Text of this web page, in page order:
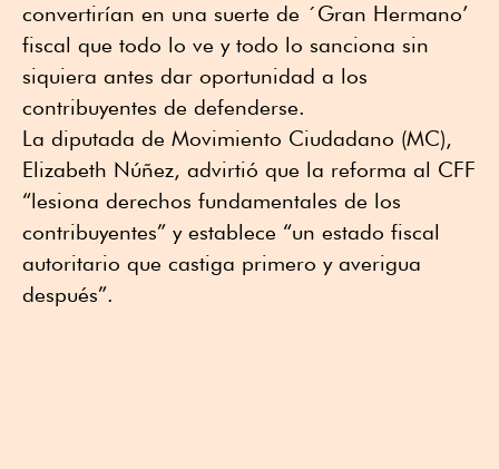
convertirían en una suerte de ´Gran Hermano’
fiscal que todo lo ve y todo lo sanciona sin
siquiera antes dar oportunidad a los
contribuyentes de defenderse.
La diputada de Movimiento Ciudadano (MC),
Elizabeth Núñez, advirtió que la reforma al CFF
“lesiona derechos fundamentales de los
contribuyentes” y establece “un estado fiscal
autoritario que castiga primero y averigua
después”.